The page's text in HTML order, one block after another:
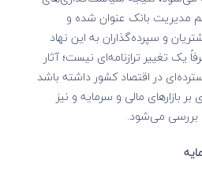
مدیریت بانک عنوان شده و
و سپرده‌گذاران به این نهاد
یک تغییر ترازنامه‌ای نیست؛ آثار
در اقتصاد کشور داشته باشد
بر بازارهای مالی و سرمایه و نیز
بررسی می‌شود.